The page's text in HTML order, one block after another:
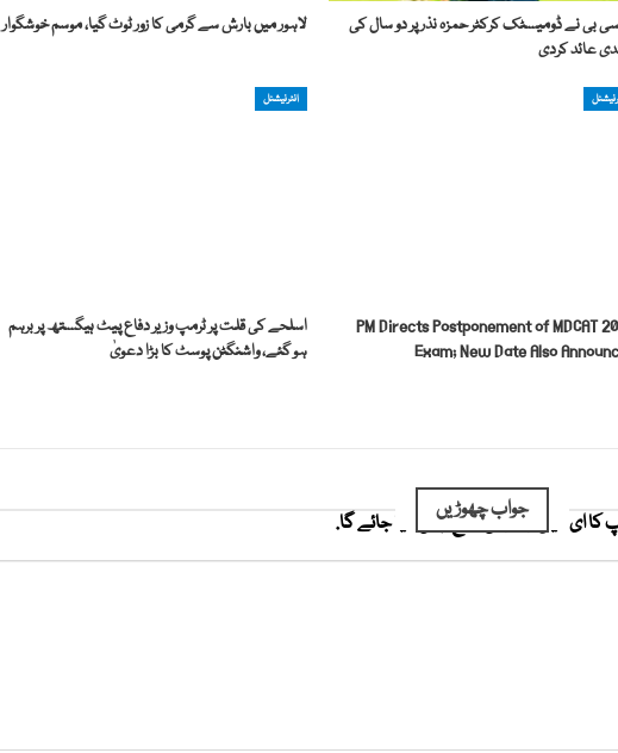
بی نے ڈومیسٹک کرکٹر حمزہ نذر پر دو سال کی
عائد کردی
لاہور میں بارش سے گرمی کا زور ٹوٹ گیا، موسم خوشگوار
PM Directs Postponement of MDCAT
Exam; New Date Also
انٹرنیشنل
اسلحے کی قلت پر ٹرمپ وزیر دفاع پیٹ ہیگستھ پر برہم
ہو گئے، واشنگٹن پوسٹ کا بڑا دعویٰ
جواب چھوڑیں
کا ای میل ایڈریس شائع نہیں کیا جائے گا.